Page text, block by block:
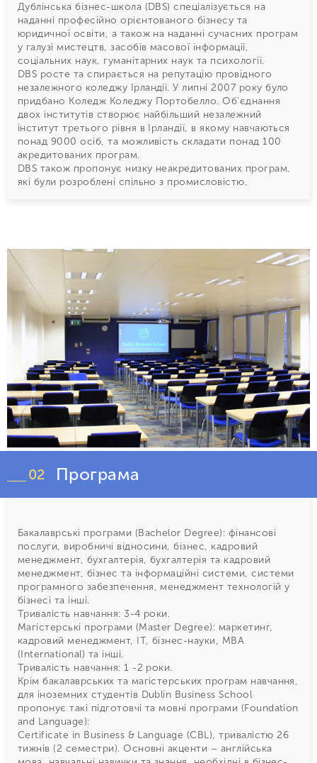
Дублінська бізнес-школа (DBS) спеціалізується на
наданні професійно орієнтованого бізнесу та
юридичної освіти, а також на наданні сучасних програм
у галузі мистецтв, засобів масової інформації,
соціальних наук, гуманітарних наук та психології.
DBS росте та спирається на репутацію провідного
незалежного коледжу Ірландії. У липні 2007 року було
придбано Коледж Коледжу Портобелло. Об’єднання
двох інститутів створює найбільший незалежний
інститут третього рівня в Ірландії, в якому навчаються
понад 9000 осіб, та можливість складати понад 100
акредитованих програм.
DBS також пропонує низку неакредитованих програм,
які були розроблені спільно з промисловістю.
02 Програма
Бакалаврські програми (Bachelor Degree): фінансові
послуги, виробничі відносини, бізнес, кадровий
менеджмент, бухгалтерія, бухгалтерія та кадровий
менеджмент, бізнес та інформаційні системи, системи
програмного забезпечення, менеджмент технологій у
бізнесі та інші.
Тривалість навчання: 3-4 роки.
Магістерські програми (Master Degree): маркетинг,
кадровий менеджмент, IT, бізнес-науки, MBA
(International) та інші.
Тривалість навчання: 1 -2 роки.
Крім бакалаврських та магістерських програм навчання,
для іноземних студентів Dublin Business School
пропонує такі підготовчі та мовні програми (Foundation
and Language):
Certificate in Business & Language (CBL), тривалістю 26
тижнів (2 семестри). Основні акценти – англійська